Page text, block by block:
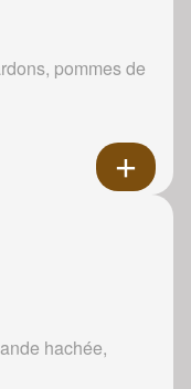
pommes de
hachée,